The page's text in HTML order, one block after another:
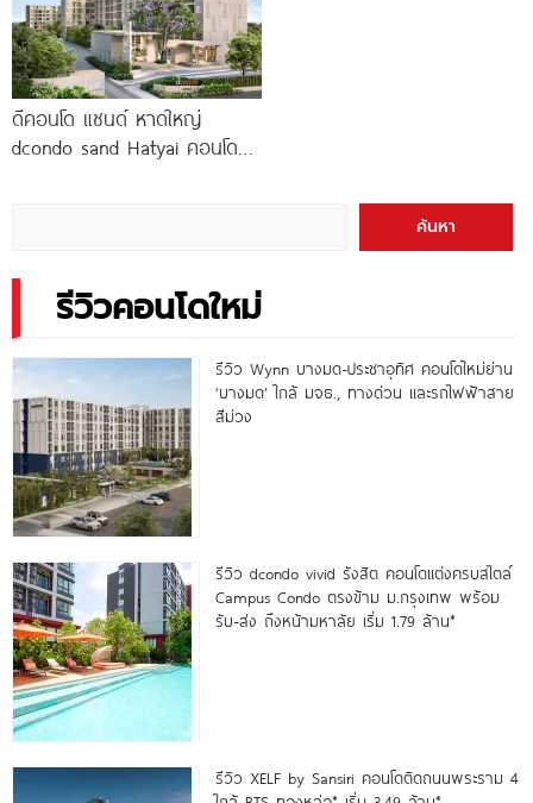
ดีคอนโด แซนด์ หาดใหญ่
dcondo sand Hatyai คอนโด
ค้นหา
รีวิวคอนโดใหม่
รีวิว Wynn บางมด-ประชาอุทิศ คอนโดใหม่ย่าน
‘บางมด’ ใกล้ มจธ., ทางด่วน และรถไฟฟ้าสาย
สีม่วง
รีวิว dcondo vivid รังสิต คอนโดแต่งครบสไตล์
Campus Condo ตรงข้าม ม.กรุงเทพ พร้อม
รับ-ส่ง ถึงหน้ามหาลัย เริ่ม 1.79 ล้าน*
รีวิว XELF by Sansiri คอนโดติดถนนพระราม 4